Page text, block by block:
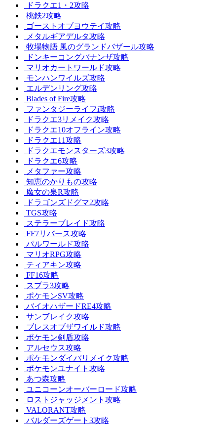
ドラクエ1・2攻略
桃鉄2攻略
ゴーストオブヨウテイ攻略
メタルギアデルタ攻略
牧場物語 風のグランドバザール攻略
ドンキーコングバナンザ攻略
マリオカートワールド攻略
モンハンワイルズ攻略
エルデンリング攻略
Blades of Fire攻略
ファンタジーライフi攻略
ドラクエ3リメイク攻略
ドラクエ10オフライン攻略
ドラクエ11攻略
ドラクエモンスターズ3攻略
ドラクエ6攻略
メタファー攻略
知恵のかりもの攻略
魔女の泉R攻略
ドラゴンズドグマ2攻略
TGS攻略
ステラーブレイド攻略
FF7リバース攻略
パルワールド攻略
マリオRPG攻略
ティアキン攻略
FF16攻略
スプラ3攻略
ポケモンSV攻略
バイオハザードRE4攻略
サンブレイク攻略
ブレスオブザワイルド攻略
ポケモン剣盾攻略
アルセウス攻略
ポケモンダイパリメイク攻略
ポケモンユナイト攻略
あつ森攻略
ユニコーンオーバーロード攻略
ロストジャッジメント攻略
VALORANT攻略
バルダーズゲート3攻略